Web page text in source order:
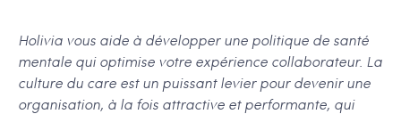
Holivia vous aide à développer une politique de santé
mentale qui optimise votre expérience collaborateur. La
culture du care est un puissant levier pour devenir une
organisation, à la fois attractive et performante, qui